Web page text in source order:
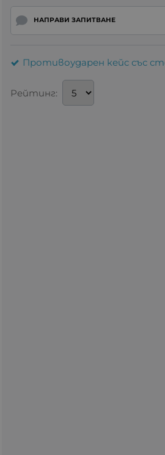
НАПРАВИ ЗАПИТВАНЕ
Противоударен кейс със
Рейтинг: